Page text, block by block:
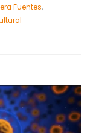
Fuentes,